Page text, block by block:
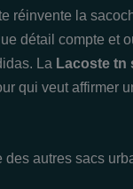
réinvente la
détail compte et
La Lacoste tn
qui veut affirmer
des autres sacs